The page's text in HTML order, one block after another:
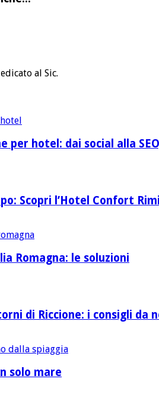
al Sic.
per hotel: dai social alla
Scopri l’Hotel Confort
Romagna: le soluzioni
di Riccione: i consigli da
solo mare